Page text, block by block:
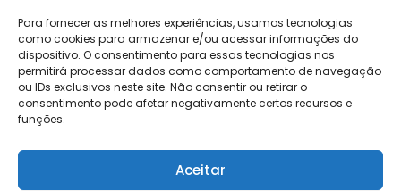
Para fornecer as melhores experiências, usamos tecnologias
como cookies para armazenar e/ou acessar informações do
dispositivo. O consentimento para essas tecnologias nos
permitirá processar dados como comportamento de navegação
ou IDs exclusivos neste site. Não consentir ou retirar o
consentimento pode afetar negativamente certos recursos e
funções.
Aceitar
Trabalhe
Conosco
Contato
Relatório de
Salarial
Login
Eventos
Contábeis
Holos
NG Essence
Soluções
DP e RH
NG Folha
eKeep
FisCo